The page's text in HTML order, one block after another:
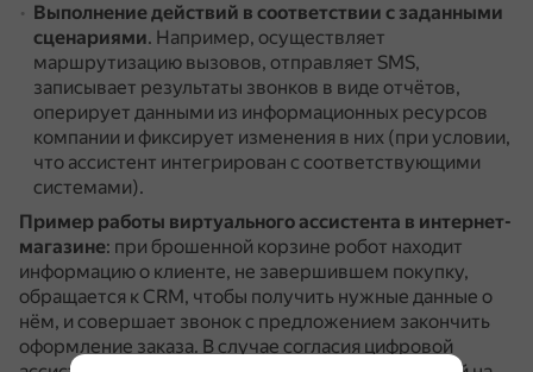
Выполнение действий в соответствии с заданными
сценариями. Например, осуществляет
маршрутизацию вызовов, отправляет SMS,
записывает результаты звонков в виде отчётов,
оперирует данными из информационных ресурсов
компании и фиксирует изменения в них (при условии,
что ассистент интегрирован с соответствующими
системами).
Пример работы виртуального ассистента в интернет-
магазине: при брошенной корзине робот находит
информацию о клиенте, не завершившем покупку,
обращается к CRM, чтобы получить нужные данные о
нём, и совершает звонок с предложением закончить
оформление заказа. В случае согласия цифровой